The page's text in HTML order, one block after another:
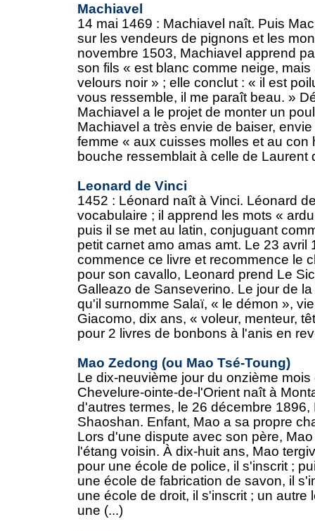
Machiavel
14 mai 1469 : Machiavel naît. Puis
sur les vendeurs de pignons et les
novembre 1503, Machiavel apprend
son fils « est blanc comme neige,
velours noir » ; elle conclut : « il est
vous ressemble, il me paraît beau. »
Machiavel a le projet de monter un
Machiavel a très envie de baiser,
femme « aux cuisses molles et au con
bouche ressemblait à celle de Laurent
Leonard de Vinci
1452 : Léonard naît à Vinci. Léonard
vocabulaire ; il apprend les mots «
puis il se met au latin, conjuguant
petit carnet amo amas amt. Le 23 avril
commence ce livre et recommence le
pour son cavallo, Leonard prend Le
Galleazo de Sanseverino. Le jour de
qu'il surnomme Salaï, « le démon »,
Giacomo, dix ans, « voleur, menteur,
pour 2 livres de bonbons à l'anis en
Mao Zedong (ou Mao Tsé-Toung)
Le dix-neuvième jour du onzième
Chevelure-ointe-de-l'Orient naît à
d'autres termes, le 26 décembre
Shaoshan. Enfant, Mao a sa propre
Lors d'une dispute avec son père,
l'étang voisin. À dix-huit ans, Mao
pour une école de police, il s'inscrit ;
une école de fabrication de savon, il
une école de droit, il s'inscrit ; un autre
une (...)